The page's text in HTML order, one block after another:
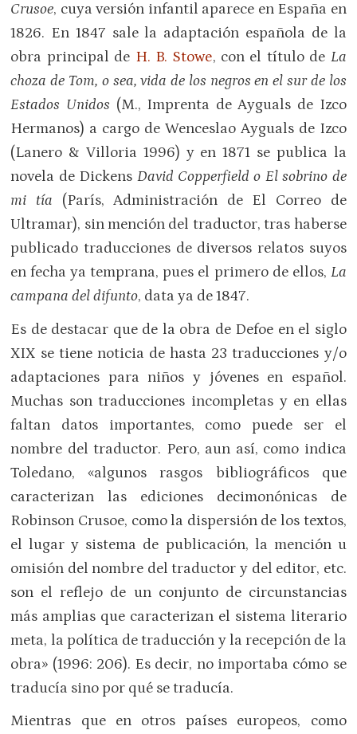
Crusoe, cuya versión infantil aparece en España en
1826. En 1847 sale la adaptación española de la
obra principal de H. B. Stowe, con el título de La
choza de Tom, o sea, vida de los negros en el sur de los
Estados Unidos (M., Imprenta de Ayguals de Izco
Hermanos) a cargo de Wenceslao Ayguals de Izco
(Lanero & Villoria 1996) y en 1871 se publica la
novela de Dickens David Copperfield o El sobrino de
mi tía (París, Administración de El Correo de
Ultramar), sin mención del traductor, tras haberse
publicado traducciones de diversos relatos suyos
en fecha ya temprana, pues el primero de ellos, La
campana del difunto, data ya de 1847.
Es de destacar que de la obra de Defoe en el siglo
XIX se tiene noticia de hasta 23 traducciones y/o
adaptaciones para niños y jóvenes en español.
Muchas son traducciones incompletas y en ellas
faltan datos importantes, como puede ser el
nombre del traductor. Pero, aun así, como indica
Toledano, «algunos rasgos bibliográficos que
caracterizan las ediciones decimonónicas de
Robinson Crusoe, como la dispersión de los textos,
el lugar y sistema de publicación, la mención u
omisión del nombre del traductor y del editor, etc.
son el reflejo de un conjunto de circunstancias
más amplias que caracterizan el sistema literario
meta, la política de traducción y la recepción de la
obra» (1996: 206). Es decir, no importaba cómo se
traducía sino por qué se traducía.
Mientras que en otros países europeos, como